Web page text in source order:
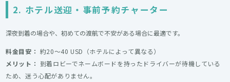
2. ホテル送迎・事前予約チャーター
深夜到着の場合や、初めての渡航で不安がある場合に最適です。
料金目安： 約20〜40 USD（ホテルによって異なる）
メリット： 到着ロビーでネームボードを持ったドライバーが待機している
ため、迷う心配がありません。